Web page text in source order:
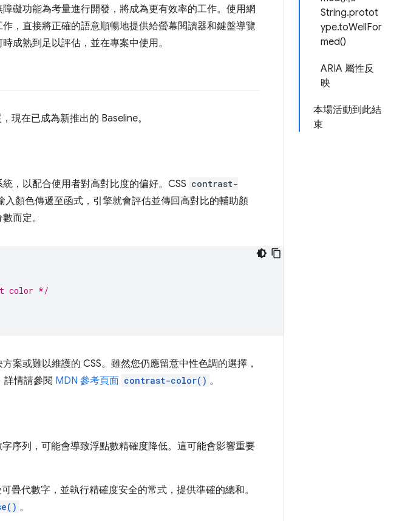
String.protot
ype.toWellFor
med()
ARIA 屬性反
映
本場活動到此結
束
礙功能為考量進行開發，將成為更有效率的工作。使用網
，直接將正確的語意順暢地提供給螢幕閱讀器和鍵盤導覽
成熟到足以評估，並在專案中使用。
現在已成為新推出的 Baseline。
，以配合使用者對高對比度的偏好。CSS contrast-
顏色傳遞至函式，引擎就會評估並傳回高對比的輔助顏
而定。
color */
案或難以維護的 CSS。雖然您仍應留意中性色調的選擇，
詳情請參閱 MDN 參考頁面 contrast-color() 。
序列，可能會導致浮點數精確度降低。這可能會影響重要
疊代數字，並執行精確度安全的常式，提供準確的總和。
。